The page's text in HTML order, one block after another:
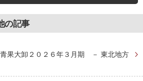
の記事
果大卸２０２６年３月期 － 東北地方